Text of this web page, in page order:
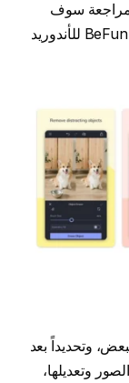
سوف
نقدم لكم كافة التفاصيل عن تنزيل تطبيق BeFunky للأندوريد
وتحديداً بعد
وتعديلها،